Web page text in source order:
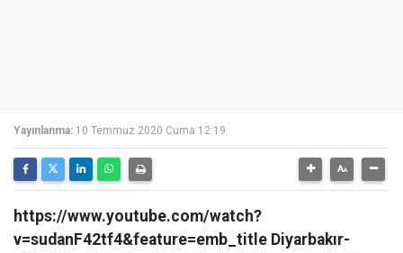
Yayınlanma: 10 Temmuz 2020 Cuma 12:19
https://www.youtube.com/watch?
v=sudanF42tf4&feature=emb_title Diyarbakır-